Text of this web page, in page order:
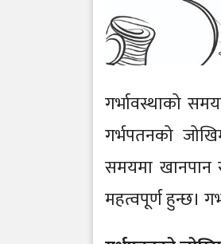
गर्भावस्थाको
गर्भपतनको
समयमा खानपान
महत्वपूर्ण हुन्छ।